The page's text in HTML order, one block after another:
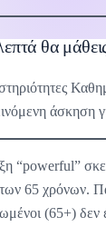
θα
άσκηση
“powerful”
65 χρόνων.
(65+)